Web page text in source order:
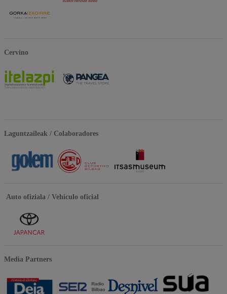
Cervino
Laguntzaileak / Colaboradores
Auto ofiziala / Vehículo oficial
Media Partners